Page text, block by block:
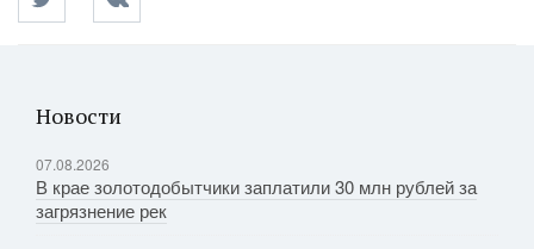
Новости
07.08.2026
В крае золотодобытчики заплатили 30 млн рублей за
загрязнение рек